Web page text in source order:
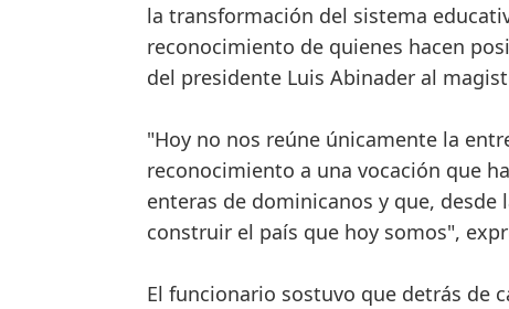
la transformación del sistema
reconocimiento de quienes hacen
del presidente Luis Abinader al
"Hoy no nos reúne únicamente la
reconocimiento a una vocación que
enteras de dominicanos y que,
construir el país que hoy somos",
El funcionario sostuvo que detrás de